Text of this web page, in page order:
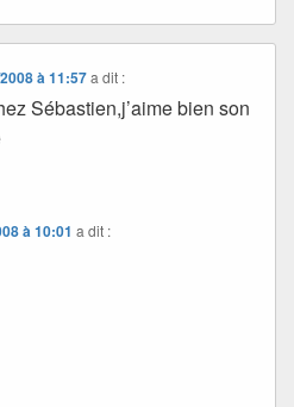
à 11:57 a dit :
Sébastien,j’aime bien son
à 10:01 a dit :